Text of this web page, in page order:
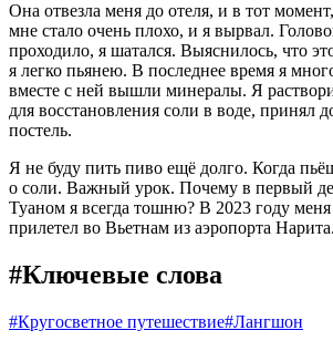
Она отвезла меня до отеля, и в тот
мне стало очень плохо, и я вырвал.
проходило, я шатался. Выяснилось, что
я легко пьянею. В последнее время я
вместе с ней вышли минералы. Я
для восстановления соли в воде, принял
постель.
Я не буду пить пиво ещё долго. Когда
о соли. Важный урок. Почему в первый
Туаном я всегда тошню? В 2023 году
прилетел во Вьетнам из аэропорта
#Ключевые слова
#Кругосветное путешествие#Лангшон